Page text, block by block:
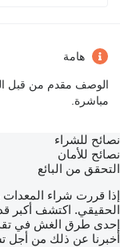
هامة
الوصف مقدم من قبل
مباشرة.
نصائح للشراء
نصائح للأمان
التحقق من البائع
إذا قررت شراء المعدات
الحقيقي. اكتشف أكبر
إحدى طرق الغش في
أخبرنا عن ذلك من أجل